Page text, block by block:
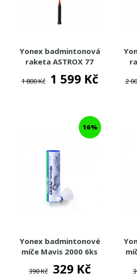
Yonex badmintonová
raketa ASTROX 77
1 800 Kč 1 599 Kč 2
16%
Yonex badmintonové
míče Mavis 2000 6ks
390 Kč 329 Kč